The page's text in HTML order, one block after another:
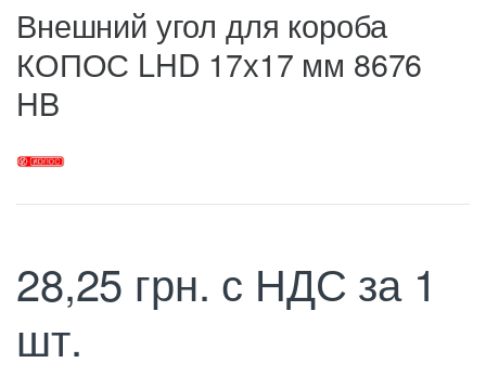
Внешний угол для короба
КОПОС LHD 17х17 мм 8676
HB
28,25 грн. с НДС за 1
шт.